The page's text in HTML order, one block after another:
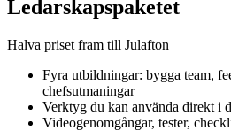
Ledarskapspaketet
Halva priset fram till Julafton
Fyra utbildningar: bygga team,
chefsutmaningar
Verktyg du kan använda direkt i
Videogenomgångar, tester,